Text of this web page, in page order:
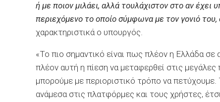
ή με ποιον μιλάει, αλλά τουλάχιστον στο αν έχει
περιεχόμενο το οποίο σύμφωνα με τον γονιό του,
χαρακτηριστικά ο υπουργός.
«Το πιο σημαντικό είναι πως πλέον η Ελλάδα
πλέον αυτή η πίεση να μεταφερθεί στις
μπορούμε με περιοριστικό τρόπο να
ανάμεσα στις πλατφόρμες και τους χρήστες,